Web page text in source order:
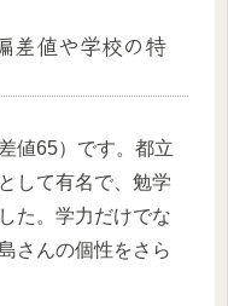
差値や学校の特
値65）です。都立
して有名で、勉学
た。学力だけでな
さんの個性をさら